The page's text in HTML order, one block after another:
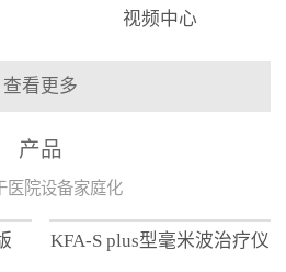
视频中心
查看更多
产品
医院设备家庭化
KFA-S plus型毫米波治疗仪